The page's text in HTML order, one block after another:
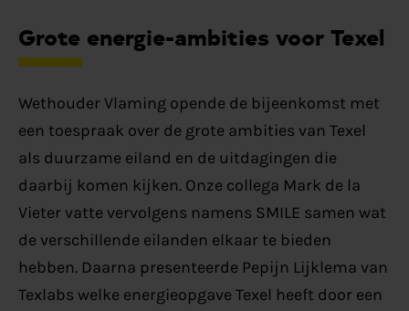
Grote energie-ambities voor Texel
Wethouder Vlaming opende de bijeenkomst met
een toespraak over de grote ambities van Texel
als duurzame eiland en de uitdagingen die
daarbij komen kijken. Onze collega Mark de la
Vieter vatte vervolgens namens SMILE samen wat
de verschillende eilanden elkaar te bieden
hebben. Daarna presenteerde Pepijn Lijklema van
Texlabs welke energieopgave Texel heeft door een